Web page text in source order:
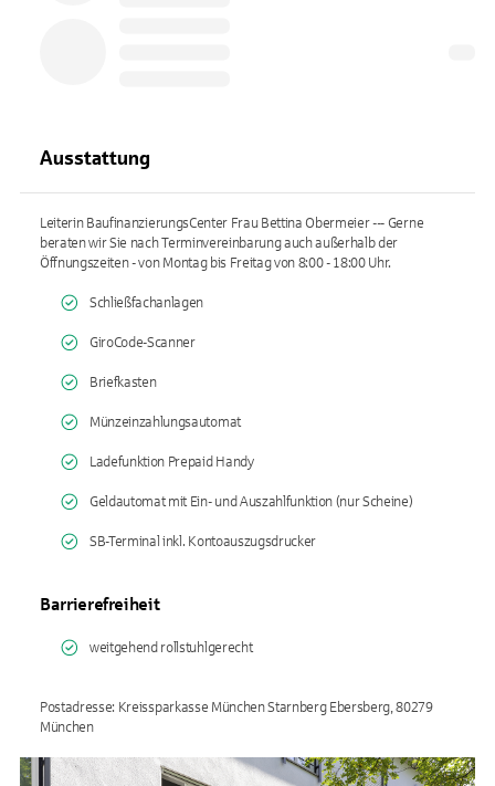
Ausstattung
Leiterin BaufinanzierungsCenter Frau Bettina Obermeier --- Gerne
beraten wir Sie nach Terminvereinbarung auch außerhalb der
Öffnungszeiten - von Montag bis Freitag von 8:00 - 18:00 Uhr.
Schließfachanlagen
GiroCode-Scanner
Briefkasten
Münzeinzahlungsautomat
Ladefunktion Prepaid Handy
Geldautomat mit Ein- und Auszahlfunktion (nur Scheine)
SB-Terminal inkl. Kontoauszugsdrucker
Barrierefreiheit
weitgehend rollstuhlgerecht
Postadresse: Kreissparkasse München Starnberg Ebersberg, 80279
München